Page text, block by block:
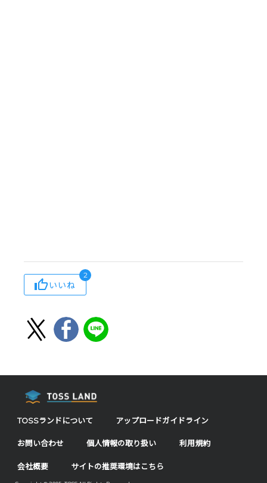
いいね
2
TOSSランドについて アップロードガイドライン
お問い合わせ 個人情報の取り扱い 利用規約
会社概要 サイトの推奨環境はこちら